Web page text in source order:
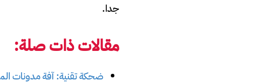
جدا.
مقالات ذات صلة:
ضحكة تقنية: آفة مدونات